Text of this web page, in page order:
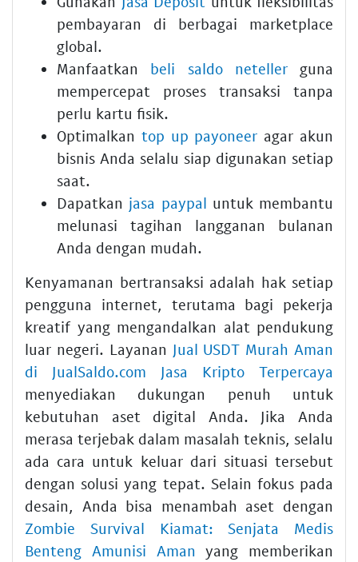
pembayaran di berbagai marketplace
global.
Manfaatkan beli saldo netellerguna
mempercepat proses transaksi tanpa
perlu kartu fisik.
Optimalkan top up payoneer agar akun
bisnis Anda selalu siap digunakan setiap
saat.
Dapatkan jasa paypal untuk membantu
melunasi tagihan langganan bulanan
Anda dengan mudah.
Kenyamanan bertransaksi adalah hak setiap
pengguna internet, terutama bagi pekerja
kreatif yang mengandalkan alat pendukung
luar negeri. Layanan Jual USDT Murah Aman
di JualSaldo.com Jasa Kripto Terpercaya
menyediakan dukungan penuh untuk
kebutuhan aset digital Anda. Jika Anda
merasa terjebak dalam masalah teknis, selalu
ada cara untuk keluar dari situasi tersebut
dengan solusi yang tepat. Selain fokus pada
desain, Anda bisa menambah aset dengan
Zombie Survival Kiamat: Senjata Medis
Benteng Amunisi Aman yang memberikan